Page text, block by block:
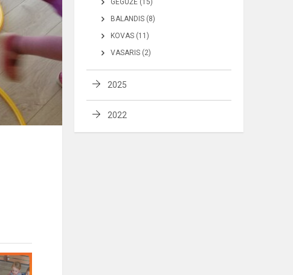
GEGUŽĖ (15)
BALANDIS (8)
KOVAS (11)
VASARIS (2)
2025
2022